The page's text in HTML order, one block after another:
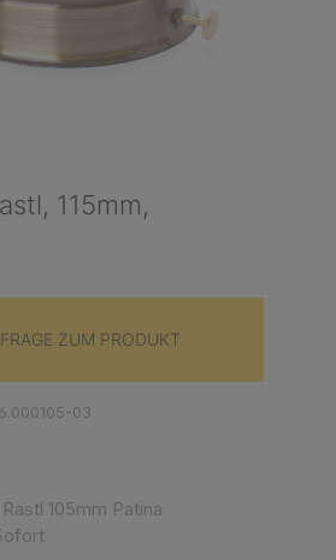
115mm,
Rastl 105mm Patina
ZUM PRODUKT
03